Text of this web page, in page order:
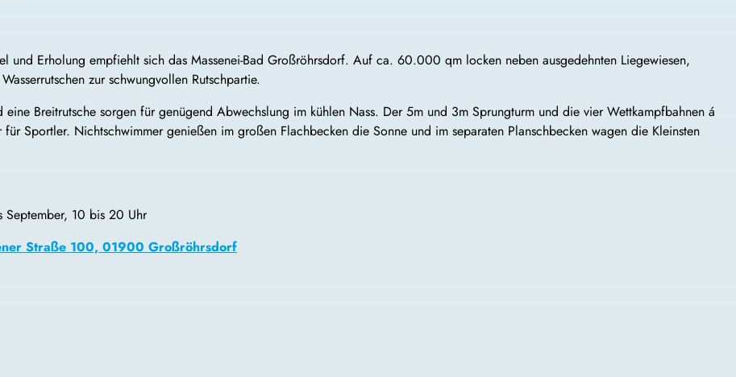
und Erholung empfiehlt sich das Massenei-Bad Großröhrsdorf. Auf ca. 60.000 qm locken neben ausgedehnten Liegewiesen,
zur schwungvollen Rutschpartie.
eine Breitrutsche sorgen für genügend Abwechslung im kühlen Nass. Der 5m und 3m Sprungturm und die vier Wettkampfbahnen á
Sportler. Nichtschwimmer genießen im großen Flachbecken die Sonne und im separaten Planschbecken wagen die Kleinsten
10 bis 20 Uhr
Straße 100, 01900 Großröhrsdorf